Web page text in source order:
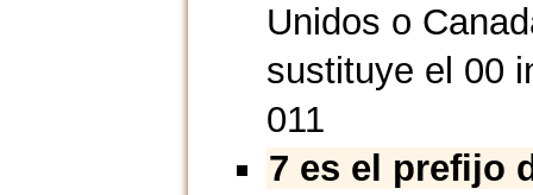
Unidos o
sustituye el 00
011
7 es el prefijo